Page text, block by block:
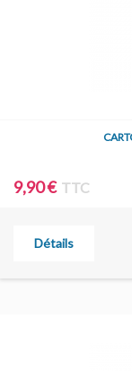
9,90 € TTC
Détails